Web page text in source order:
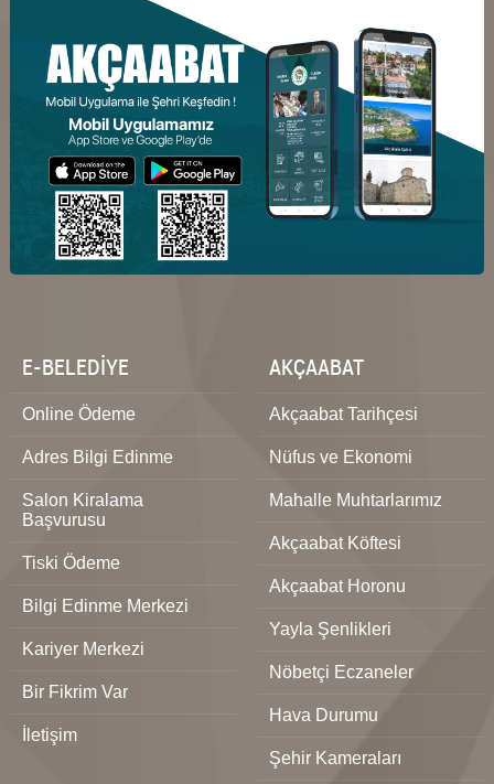
E-BELEDİYE
Online Ödeme
Adres Bilgi Edinme
Salon Kiralama
Başvurusu
Tiski Ödeme
Bilgi Edinme Merkezi
Kariyer Merkezi
Bir Fikrim Var
İletişim
AKÇAABAT
Akçaabat Tarihçesi
Nüfus ve Ekonomi
Mahalle Muhtarlarımız
Akçaabat Köftesi
Akçaabat Horonu
Yayla Şenlikleri
Nöbetçi Eczaneler
Hava Durumu
Şehir Kameraları